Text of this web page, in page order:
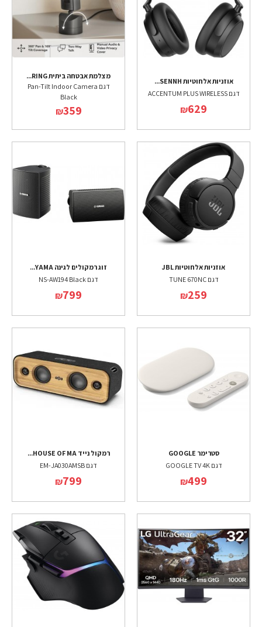
אוזניות אלחוטיות SENNH...
דגם ACCENTUM PLUS WIRELESS
₪629
מצלמת אבטחה ביתית RING...
דגם Pan-Tilt Indoor Camera
Black
₪359
אוזניות אלחוטיות JBL
דגם TUNE 670NC
₪259
זוג רמקולים לגינה YAMA...
דגם NS-AW194 Black
₪799
סטרימר GOOGLE
דגם GOOGLE TV 4K
₪499
רמקול נייד HOUSE OF MA...
דגם EM-JA030AMSB
₪799